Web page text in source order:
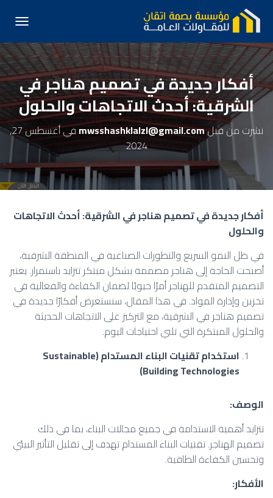
أفكار جديدة في تصميم هناجر في
الشرقية: أحدث الاتجاهات والحلول
نشرت من قبلmwsshashklalzl@gmail.comفي
أغسطس 27,
2024
أفكار جديدة في تصميم هناجر في الشرقية: أحدث الاتجاهات
والحلول
في ظل النمو السريع والتطورات الصناعية في المنطقة الشرقية،
أصبحت الحاجة إلى هناجر مصممة بشكل مبتكر تتزايد باستمرار. يعتبر
التصميم المتقدم للهناجر أمرًا حيويًا لضمان الكفاءة والفعالية في
تخزين وإدارة المواد. في هذا المقال، سنستعرض أفكارًا جديدة في
تصميم هناجر في الشرقية، مع التركيز على الاتجاهات الحديثة
والحلول المبتكرة التي تلبي احتياجات اليوم.
استخدام تقنيات البناء المستدام (Sustainable
Building Technologies)
الوصف:
تتزايد أهمية الاستدامة في جميع مجالات البناء، بما في ذلك
تصميم الهناجر. تقنيات البناء المستدام تهدف إلى تقليل التأثير البيئي
وتحسين الكفاءة الطاقية.
الأفكار: